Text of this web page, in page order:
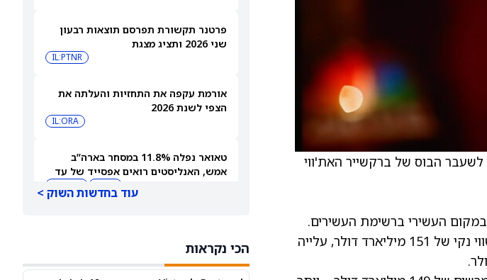
פרטנר תקשורת תפרסם תוצאות רבעון
שני 2026 ותציג מצגת
IL:PTNR
אורמת עקפה את התחזיות והעלתה את
הצפי לשנת 2026
IL:ORA
טאואר נפלה 11.8% במסחר בארה”ב
אמש, האנליסטים רואים אפסייד של עד
עוד בחדשות השוק >
הכי נקראות
הדיח את לשעבר הבוס של ברקשייר האת'ווי
וולטון החליף את באפט, שעזב את תפקידו בסוף 2025, במקום העשירי ברשימת העשירים.
זה בהחלט לא דבר של מה בכך, בהתחשב בכך שבאפט סיים את 2025 עם שווי נקי של 151 מיליארד דולר, עלייה